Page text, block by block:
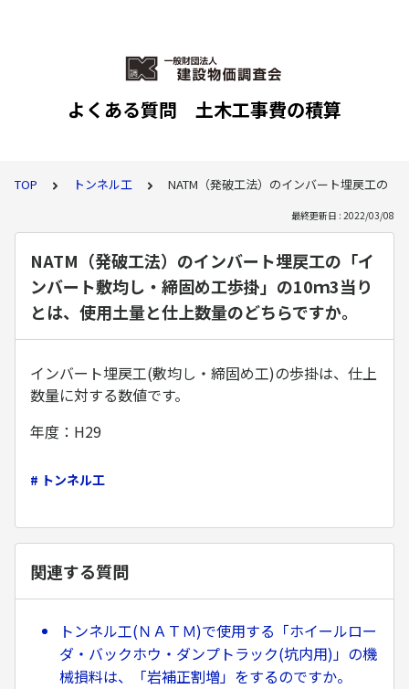
よくある質問 土木工事費の積算
TOP トンネル工 NATM（発破工法）のインバート埋戻工の
最終更新日 : 2022/03/08
NATM（発破工法）のインバート埋戻工の「イ
ンバート敷均し・締固め工歩掛」の10ｍ3当り
とは、使用土量と仕上数量のどちらですか。
インバート埋戻工(敷均し・締固め工)の歩掛は、仕上
数量に対する数値です。
年度：H29
# トンネル工
関連する質問
トンネル工(ＮＡＴＭ)で使用する「ホイールロー
ダ・バックホウ・ダンプトラック(坑内用)」の機
械損料は、「岩補正割増」をするのですか。